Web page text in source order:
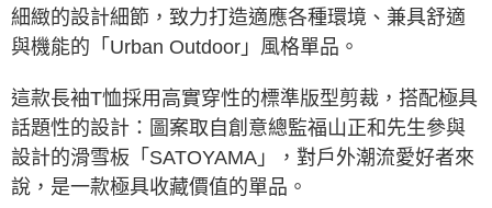
權轉讓予恩沛科技股份有限公司。
２．關於個人資料處理事宜，請瀏覽以下網址：
「AFTEE先享後付」，若未經同意申辦者引起之損失，本公司不負相關責
任。
４．使用「AFTEE先享後付」時，將依據個別帳號之用戶狀況，依本公司即
時審查核予不同之上限額度；若仍有額度不足之情形，本公司將視審查結果
請求用戶進行身份認證。
５．嚴禁一人註冊多個帳號或使用他人資訊註冊。若發現惡意使用之情形，
細緻的設計細節，致力打造適應各種環境、兼具舒適
與機能的「Urban Outdoor」風格單品。
這款長袖T恤採用高實穿性的標準版型剪裁，搭配極具
話題性的設計：圖案取自創意總監福山正和先生參與
設計的滑雪板「SATOYAMA」，對戶外潮流愛好者來
說，是一款極具收藏價值的單品。